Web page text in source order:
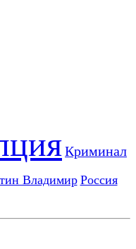
Криминал
Владимир Россия